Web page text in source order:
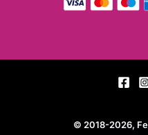
© 2018-2026,